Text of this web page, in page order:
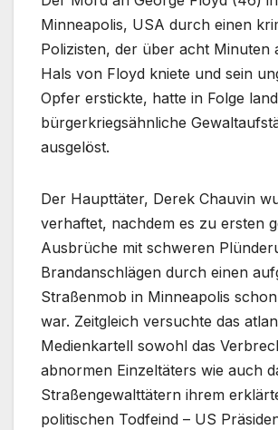
Minneapolis, USA durch einen
Polizisten, der über acht Minuten
Hals von Floyd kniete und sein
Opfer erstickte, hatte in Folge
bürgerkriegsähnliche
ausgelöst.
Der Haupttäter, Derek Chauvin
verhaftet, nachdem es zu ersten
Ausbrüche mit schweren
Brandanschlägen durch einen
Straßenmob in Minneapolis
war. Zeitgleich versuchte das
Medienkartell sowohl das
abnormen Einzeltäters wie auch
Straßengewalttätern ihrem
politischen Todfeind – US